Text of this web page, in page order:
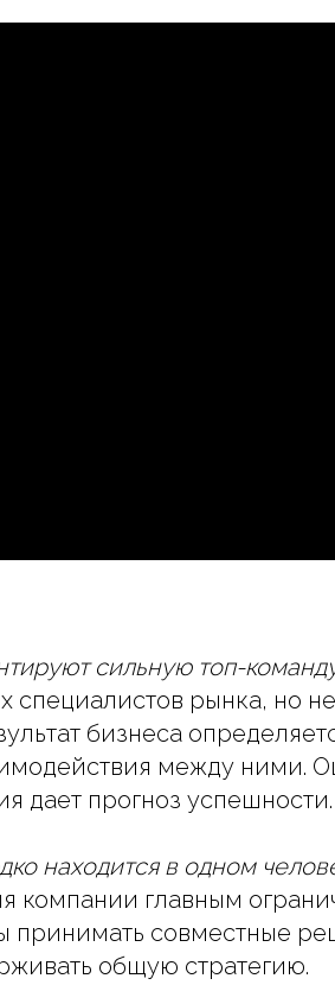
сильную топ-
специалистов рынка, но
бизнеса
между ними.
дает прогноз успешности.
находится в одном
компании главным
принимать совместные
общую стратегию.